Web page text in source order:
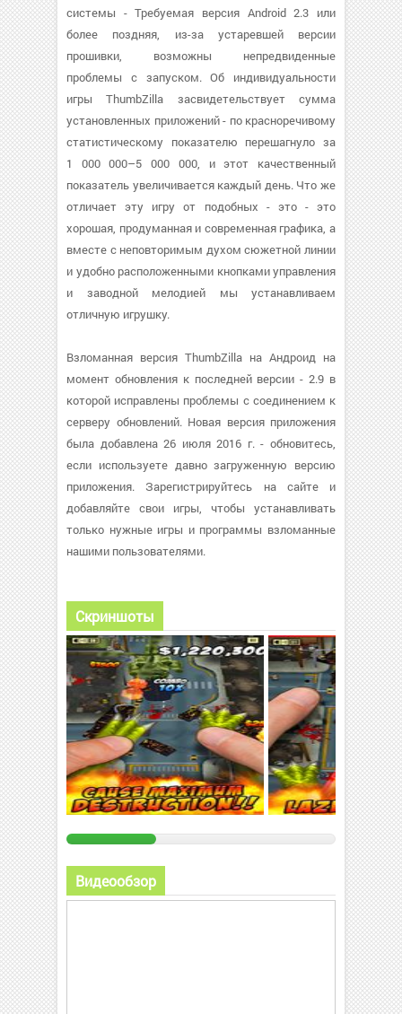
системы - Требуемая версия Android 2.3 или
более поздняя, из-за устаревшей версии
прошивки, возможны непредвиденные
проблемы с запуском. Об индивидуальности
игры ThumbZilla засвидетельствует сумма
установленных приложений - по красноречивому
статистическому показателю перешагнуло за
1 000 000–5 000 000, и этот качественный
показатель увеличивается каждый день. Что же
отличает эту игру от подобных - это - это
хорошая, продуманная и современная графика, а
вместе с неповторимым духом сюжетной линии
и удобно расположенными кнопками управления
и заводной мелодией мы устанавливаем
отличную игрушку.
Взломанная версия ThumbZilla на Андроид на
момент обновления к последней версии - 2.9 в
которой исправлены проблемы с соединением к
серверу обновлений. Новая версия приложения
была добавлена 26 июля 2016 г. - обновитесь,
если используете давно загруженную версию
приложения. Зарегистрируйтесь на сайте и
добавляйте свои игры, чтобы устанавливать
только нужные игры и программы взломанные
нашими пользователями.
Скриншоты
Видеообзор